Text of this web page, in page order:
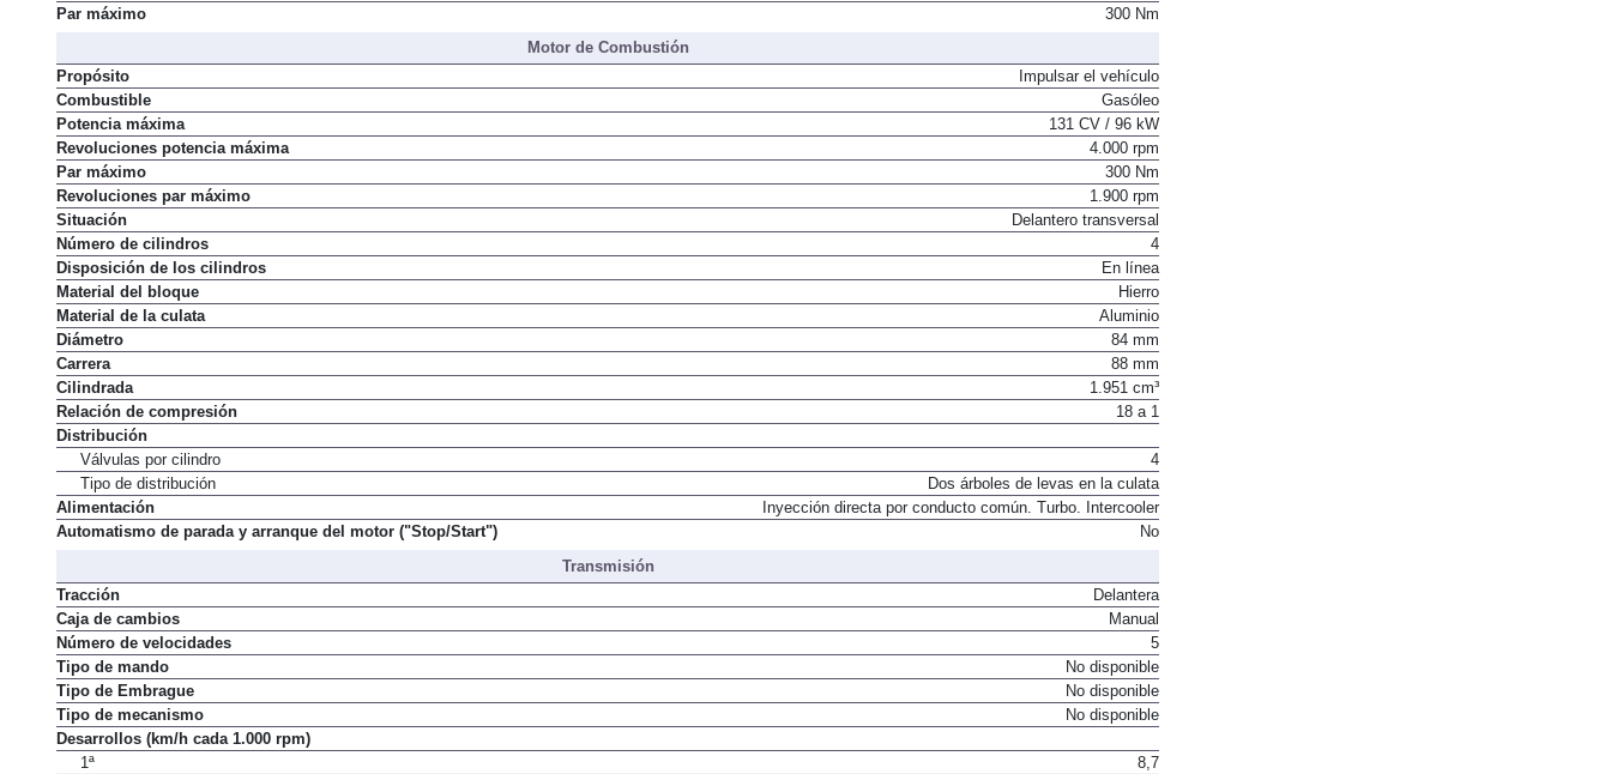
Par máximo
300 Nm
Motor de Combustión
Propósito
Impulsar el vehículo
Combustible
Gasóleo
Potencia máxima
131 CV / 96 kW
Revoluciones potencia máxima
4.000 rpm
Par máximo
300 Nm
Revoluciones par máximo
1.900 rpm
Situación
Delantero transversal
Número de cilindros
4
Disposición de los cilindros
En línea
Material del bloque
Hierro
Material de la culata
Aluminio
Diámetro
84 mm
Carrera
88 mm
Cilindrada
1.951 cm³
Relación de compresión
18 a 1
Distribución
Válvulas por cilindro
4
Tipo de distribución
Dos árboles de levas en la culata
Alimentación
Inyección directa por conducto común. Turbo. Intercooler
Automatismo de parada y arranque del motor ("Stop/Start")
No
Transmisión
Tracción
Delantera
Caja de cambios
Manual
Número de velocidades
5
Tipo de mando
No disponible
Tipo de Embrague
No disponible
Tipo de mecanismo
No disponible
Desarrollos (km/h cada 1.000 rpm)
1ª
8,7